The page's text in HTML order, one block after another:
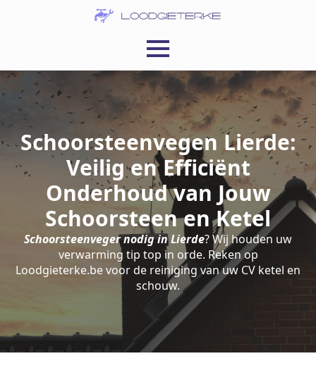
Schoorsteenvegen Lierde:
Veilig en Efficiënt
Onderhoud van Jouw
Schoorsteen en Ketel
Schoorsteenveger nodig in Lierde? Wij houden uw
verwarming tip top in orde. Reken op
Loodgieterke.be voor de reiniging van uw CV ketel en
schouw.